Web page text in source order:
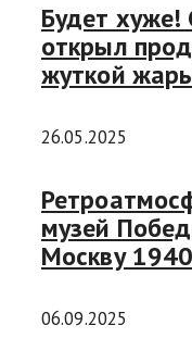
Будет
открыл
жуткой
26.05.2025
музей
Москву
06.09.2025